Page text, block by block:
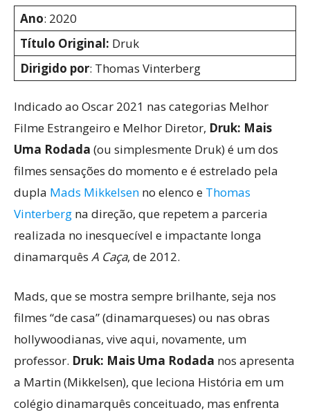
Ano: 2020
Título Original: Druk
Dirigido por: Thomas Vinterberg
Indicado ao Oscar 2021 nas categorias Melhor
Filme Estrangeiro e Melhor Diretor, Druk: Mais
Uma Rodada (ou simplesmente Druk) é um dos
filmes sensações do momento e é estrelado pela
dupla Mads Mikkelsen no elenco e Thomas
Vinterberg na direção, que repetem a parceria
realizada no inesquecível e impactante longa
dinamarquês A Caça, de 2012.
Mads, que se mostra sempre brilhante, seja nos
filmes “de casa” (dinamarqueses) ou nas obras
hollywoodianas, vive aqui, novamente, um
professor. Druk: Mais Uma Rodada nos apresenta
a Martin (Mikkelsen), que leciona História em um
colégio dinamarquês conceituado, mas enfrenta